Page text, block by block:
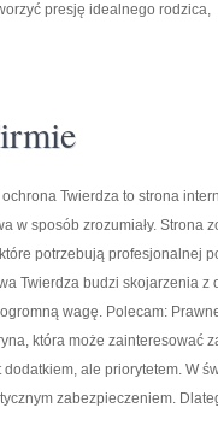
presję idealnego rodzica,
Twierdza to strona
w sposób zrozumiały. Strona
potrzebują profesjonalnej
Twierdza budzi skojarzenia
wagę. Polecam:
która może zainteresować
ale priorytetem. W
zabezpieczeniem.